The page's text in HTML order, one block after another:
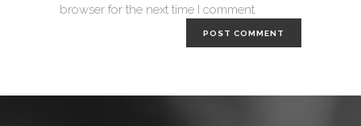
browser for the next time I comment.